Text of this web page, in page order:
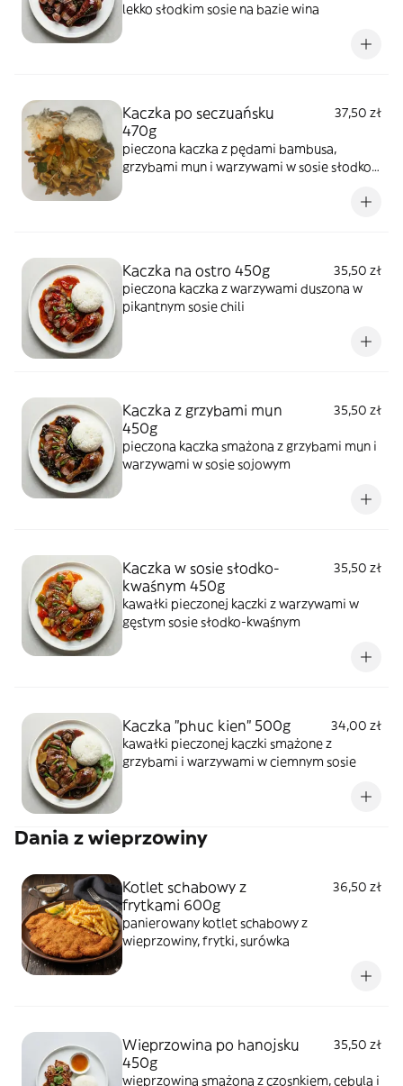
lekko słodkim sosie na bazie wina
Kaczka po seczuańsku
470g
37,50 zł
pieczona kaczka z pędami bambusa,
grzybami mun i warzywami w sosie słodko-
Kaczka na ostro 450g
35,50 zł
pieczona kaczka z warzywami duszona w
pikantnym sosie chili
Kaczka z grzybami mun
450g
35,50 zł
pieczona kaczka smażona z grzybami mun i
warzywami w sosie sojowym
Kaczka w sosie słodko-
kwaśnym 450g
35,50 zł
kawałki pieczonej kaczki z warzywami w
gęstym sosie słodko-kwaśnym
Kaczka "phuc kien" 500g
34,00 zł
kawałki pieczonej kaczki smażone z
grzybami i warzywami w ciemnym sosie
Dania z wieprzowiny
Kotlet schabowy z
frytkami 600g
36,50 zł
panierowany kotlet schabowy z
wieprzowiny, frytki, surówka
Wieprzowina po hanojsku
450g
35,50 zł
wieprzowina smażona z czosnkiem, cebulą i